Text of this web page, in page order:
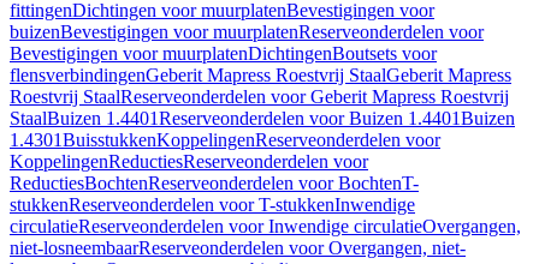
fittingenDichtingen voor muurplatenBevestigingen voor
buizenBevestigingen voor muurplatenReserveonderdelen voor
Bevestigingen voor muurplatenDichtingenBoutsets voor
flensverbindingenGeberit Mapress Roestvrij StaalGeberit Mapress
Roestvrij StaalReserveonderdelen voor Geberit Mapress Roestvrij
StaalBuizen 1.4401Reserveonderdelen voor Buizen 1.4401Buizen
1.4301BuisstukkenKoppelingenReserveonderdelen voor
KoppelingenReductiesReserveonderdelen voor
ReductiesBochtenReserveonderdelen voor BochtenT-
stukkenReserveonderdelen voor T-stukkenInwendige
circulatieReserveonderdelen voor Inwendige circulatieOvergangen,
niet-losneembaarReserveonderdelen voor Overgangen, niet-